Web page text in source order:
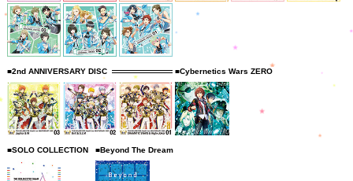
■2nd ANNIVERSARY DISC ■Cybernetics Wars ZERO
■SOLO COLLECTION ■Beyond The Dream